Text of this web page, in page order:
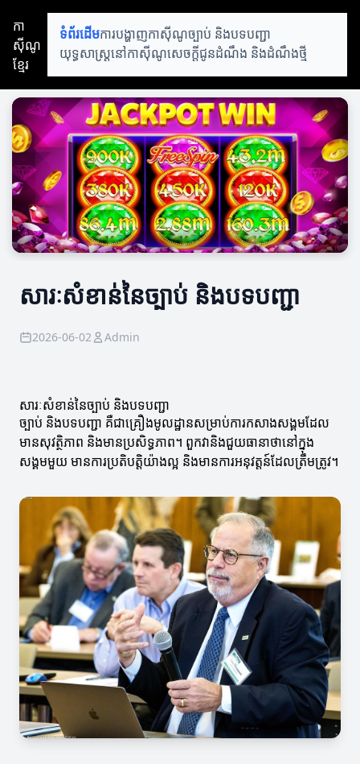
កា
ស៊ីណូ
ខ្មែរ
ទំព័រដើមការបង្ហាញកាស៊ីណូច្បាប់ និងបទបញ្ជា
យុទ្ធសាស្ត្រនៅកាស៊ីណូសេចក្តីជូនដំណឹង និងដំណឹងថ្មី
សារៈសំខាន់នៃច្បាប់ និងបទបញ្ជា
2026-06-02 Admin
សារៈសំខាន់នៃច្បាប់ និងបទបញ្ជា
ច្បាប់ និងបទបញ្ជា គឺជាគ្រឿងមូលដ្ឋានសម្រាប់ការកសាងសង្គមដែល
មានសុវត្ថិភាព និងមានប្រសិទ្ធភាព។ ពួកវានិងជួយធានាថានៅក្នុង
សង្គមមួយ មានការប្រតិបត្តិយ៉ាងល្អ និងមានការអនុវត្តន៍ដែលត្រឹមត្រូវ។